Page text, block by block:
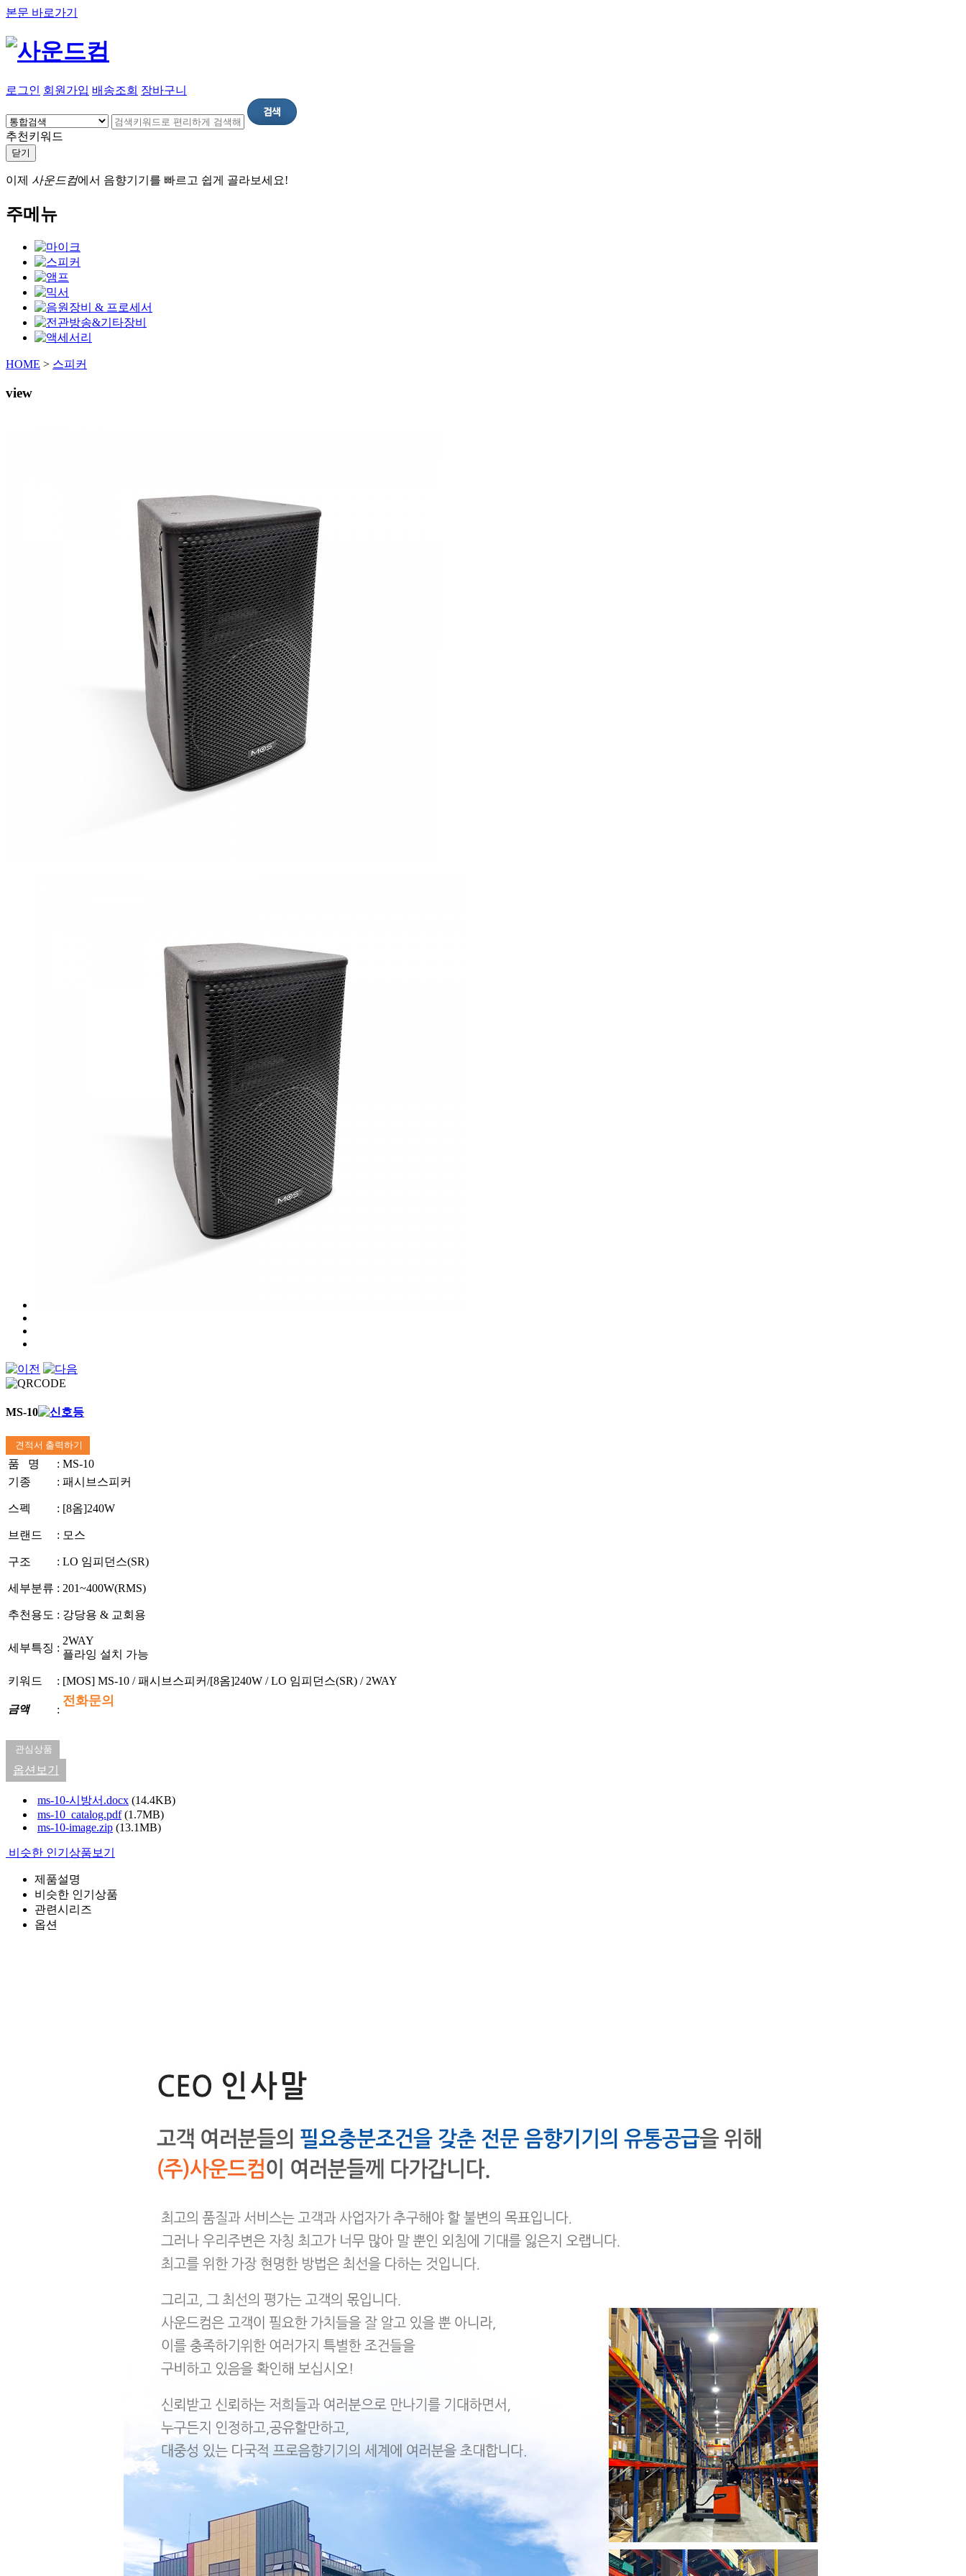
본문 바로가기
로그인 회원가입 배송조회 장바구니
추천키워드
닫기
이제 사운드컴에서 음향기기를 빠르고 쉽게 골라보세요!
주메뉴
HOME > 스피커
view
MS-10
견적서 출력하기
품 명 : MS-10
기종
: 패시브스피커
스펙 : [8옴]240W
브랜드 : 모스
구조 : LO 임피던스(SR)
세부분류 : 201~400W(RMS)
추천용도 : 강당용 & 교회용
세부특징 :
2WAY
플라잉 설치 가능
키워드 : [MOS] MS-10 / 패시브스피커/[8옴]240W / LO 임피던스(SR) / 2WAY
금액 :
전화문의
관심상품
옵션보기
ms-10-시방서.docx (14.4KB)
ms-10_catalog.pdf (1.7MB)
ms-10-image.zip (13.1MB)
비슷한 인기상품보기
제품설명
비슷한 인기상품
관련시리즈
옵션